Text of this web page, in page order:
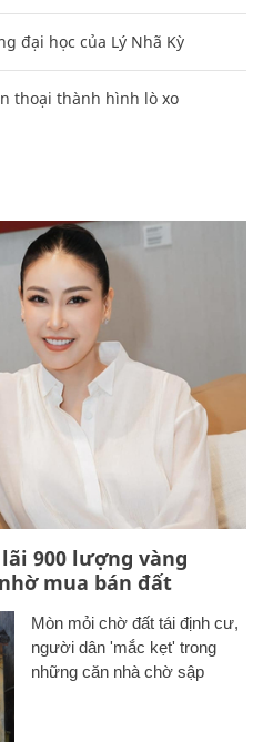
đại học của Lý Nhã Kỳ
thoại thành hình lò xo
900 lượng vàng
mua bán đất
Mòn mỏi chờ đất tái định cư,
người dân 'mắc kẹt' trong
những căn nhà chờ sập